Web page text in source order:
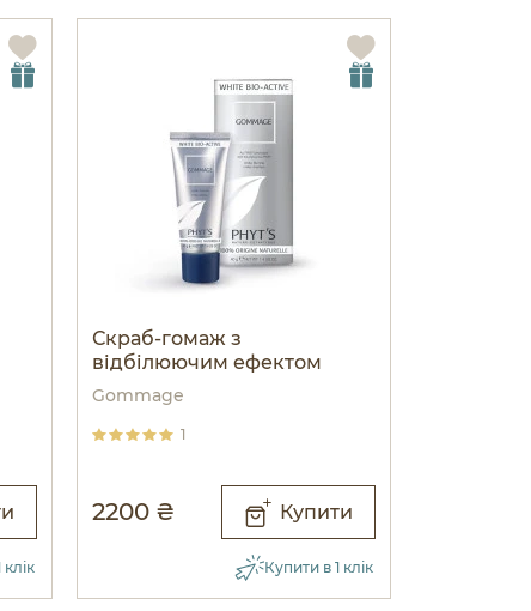
Скраб-гомаж з
відбілюючим ефектом
Gommage
1
2200 ₴ Купити
Купити в 1 клік